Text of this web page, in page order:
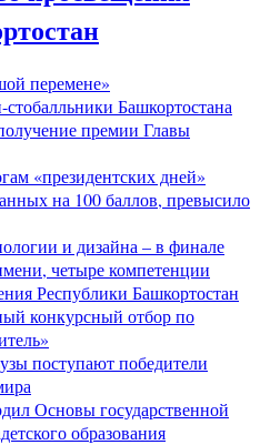
перемене»
Башкортостана
премии Главы
«президентских дней»
на 100 баллов, превысило
и дизайна – в финале
четыре компетенции
Республики Башкортостан
конкурсный отбор по
поступают победители
Основы государственной
образования